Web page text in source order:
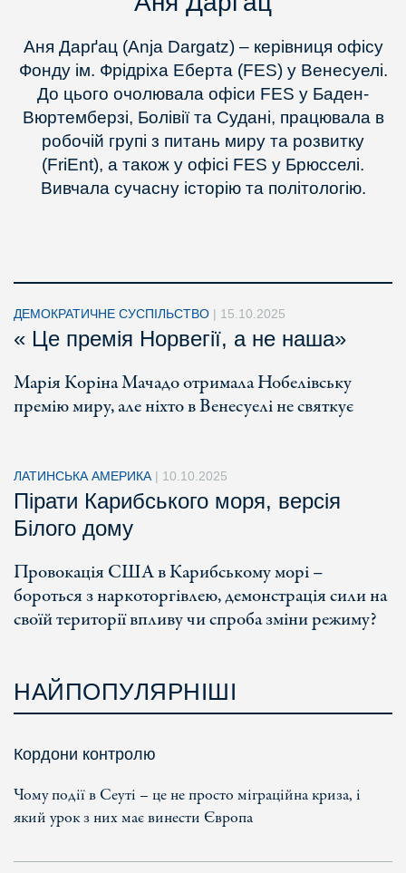
Аня Дарґац (Anja Dargatz) – керівниця офісу
Фонду ім. Фрідріха Еберта (FES) у Венесуелі.
До цього очолювала офіси FES у Баден-
Вюртемберзі, Болівії та Судані, працювала в
робочій групі з питань миру та розвитку
(FriEnt), а також у офісі FES у Брюсселі.
Вивчала сучасну історію та політологію.
ДЕМОКРАТИЧНЕ СУСПІЛЬСТВО | 15.10.2025
« Це премія Норвегії, а не наша»
Марія Коріна Мачадо отримала Нобелівську
премію миру, але ніхто в Венесуелі не святкує
ЛАТИНСЬКА АМЕРИКА | 10.10.2025
Пірати Карибського моря, версія
Білого дому
Провокація США в Карибському морі –
бороться з наркоторгівлею, демонстрація сили на
своїй території впливу чи спроба зміни режиму?
НАЙПОПУЛЯРНІШІ
Кордони контролю
Чому події в Сеуті – це не просто міграційна криза, і
який урок з них має винести Європа